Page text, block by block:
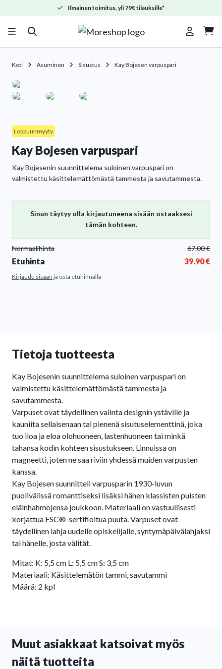
Ilmainen toimitus, yli 79€ tilauksille*

Koti Asuminen Sisustus Kay Bojesen varpuspari
Loppuunmyyty
Kay Bojesen varpuspari
Kay Bojesenin suunnittelema suloinen varpuspari on
valmistettu käsittelemättömästä tammesta ja savutammesta.
Sinun täytyy olla kirjautuneena sisään ostaaksesi
tämän kohteen.
Normaalihinta 67.00€
Etuhinta 39.90€
Kirjaudu sisään ja osta etuhinnalla
Tietoja tuotteesta
Kay Bojesenin suunnittelema suloinen varpuspari on
valmistettu käsittelemättömästä tammesta ja
savutammesta.
Varpuset ovat täydellinen valinta designin ystäville ja
kauniita sellaisenaan tai pienenä sisutuselementtinä, joka
tuo iloa ja eloa olohuoneen, lastenhuoneen tai minkä
tahansa kodin kohteen sisustukseen. Linnuissa on
magneetti, joten ne saa riviin yhdessä muiden varpusten
kanssa.
Kay Bojesen suunnitteli varpusparin 1930-luvun
puolivälissä romanttiseksi lisäksi hänen klassisten puisten
eläinhahmojensa joukkoon. Materiaali on vastuullisesti
korjattua FSC®-sertifioitua puuta. Varpuset ovat
täydellinen lahja uudelle opiskelijalle, syntymäpäivälahjaksi
tai hänelle, josta välität.
Mitat: K: 5,5 cm L: 5,5 cm S: 3,5 cm
Materiaali: Käsittelemätön tammi, savutammi
Määrä: 2 kpl
Muut asiakkaat katsoivat myös
näitä tuotteita